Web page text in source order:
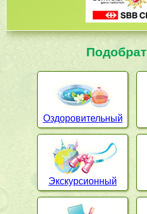
Оздоровительный
Экскурсионный